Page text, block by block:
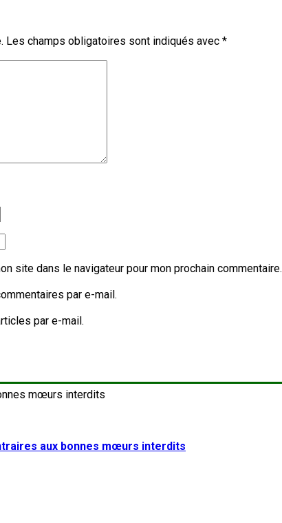
Les champs obligatoires sont indiqués avec *
site dans le navigateur pour mon prochain commentaire.
par e-mail.
par e-mail.
aux bonnes mœurs interdits